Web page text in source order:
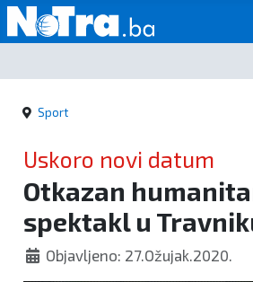
Početna
Vijesti
Sport
Kultura
Crna
Sport
Uskoro novi datum
Otkazan
spektakl u
Objavljeno: 27.Ožujak.2020.